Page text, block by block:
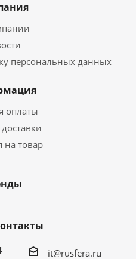
персональных данных
оплаты
на товар
it@rusfera.ru